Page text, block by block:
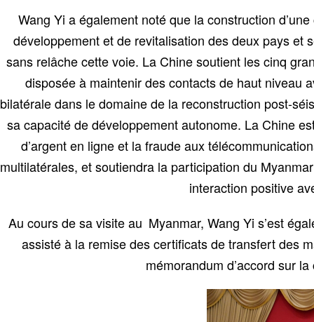
Wang Yi a également noté que la construction
développement et de revitalisation des deux pays
sans relâche cette voie. La Chine soutient les cinq
disposée à maintenir des contacts de haut niveau
bilatérale dans le domaine de la reconstruction post-
sa capacité de développement autonome. La Chine
d’argent en ligne et la fraude aux
multilatérales, et soutiendra la participation du
interaction positive
Au cours de sa visite au Myanmar, Wang Yi s’est
assisté à la remise des certificats de transfert des
mémorandum d’accord sur